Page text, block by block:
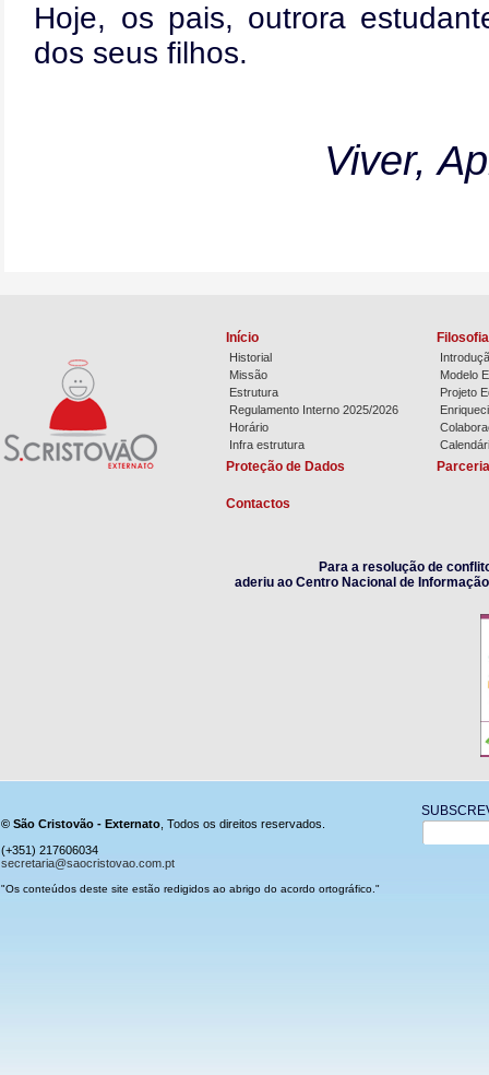
Hoje, os pais, outrora
dos seus filhos.
Viver,
Início
Historial
Missão
Estrutura
Regulamento Interno 2025/2026
Horário
Infra estrutura
Modelo
Projeto
Proteção de Dados
Contactos
Para a resolução de
aderiu ao Centro Nacional de
© São Cristovão - Externato , Todos os direitos reservados.
(+351) 217606034
secretaria@saocristovao.com.pt
"Os conteúdos deste site estão redigidos ao abrigo do acordo ortográfico."